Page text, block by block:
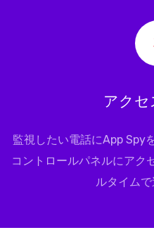
アク
監視したい電話にApp Spy
コントロールパネルにアク
ルタイムで